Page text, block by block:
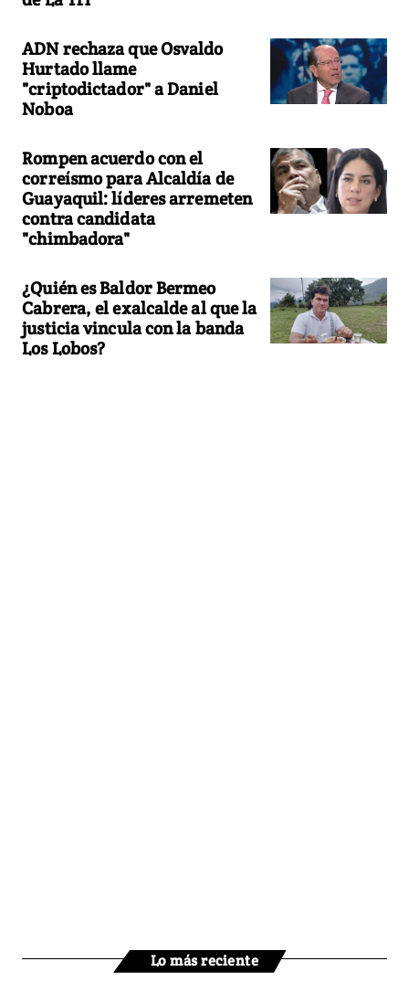
ADN rechaza que Osvaldo
Hurtado llame
"criptodictador" a Daniel
Noboa
Rompen acuerdo con el
correísmo para Alcaldía de
Guayaquil: líderes arremeten
contra candidata
"chimbadora"
¿Quién es Baldor Bermeo
Cabrera, el exalcalde al que la
justicia vincula con la banda
Los Lobos?
Lo más reciente